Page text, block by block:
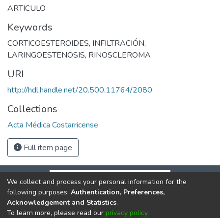
ARTICULO
Keywords
CORTICOESTEROIDES, INFILTRACIÓN,
LARINGOESTENOSIS, RINOSCLEROMA
URI
http://hdl.handle.net/20.500.11764/2080
Collections
Acta Médica Costarricense
Full item page
We collect and process your personal information for the
following purposes: Authentication, Preferences,
Acknowledgement and Statistics.
To learn more, please read our privacy policy.